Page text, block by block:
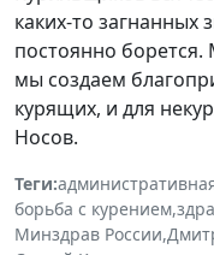
каких-то загнанных
постоянно
мы создаем
курящих, и для
Носов.
Теги:
борьба с курением,
Минздрав России,